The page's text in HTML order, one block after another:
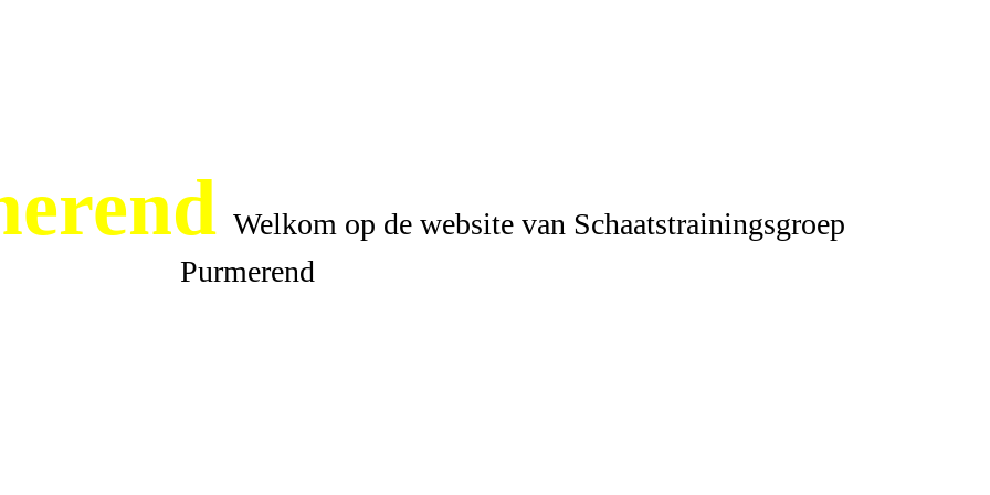
Welkom op de website van Schaatstrainingsgroep
Purmerend